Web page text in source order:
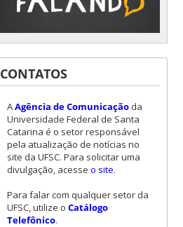
CONTATOS
AAgência de Comunicaçãoda
Universidade Federal de Santa
Catarina é o setor responsável
pela atualização de notícias no
site da UFSC. Para solicitar uma
divulgação, acesse o site.
Para falar com qualquer setor da
UFSC, utilize o Catálogo
Telefônico.